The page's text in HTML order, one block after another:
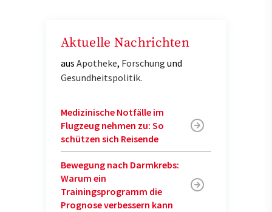
Aktuelle Nachrichten
aus Apotheke, Forschung und
Gesundheitspolitik.
Medizinische Notfälle im
Flugzeug nehmen zu: So
schützen sich Reisende
Bewegung nach Darmkrebs:
Warum ein
Trainingsprogramm die
Prognose verbessern kann